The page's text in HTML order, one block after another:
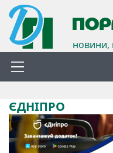
новини,
ЄДНІПРО